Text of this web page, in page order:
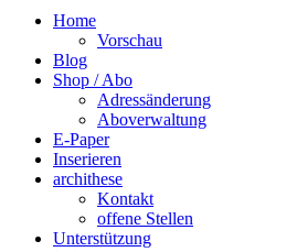
Home
Vorschau
Blog
Shop / Abo
Adressänderung
Aboverwaltung
E-Paper
Inserieren
archithese
Kontakt
offene Stellen
Unterstützung